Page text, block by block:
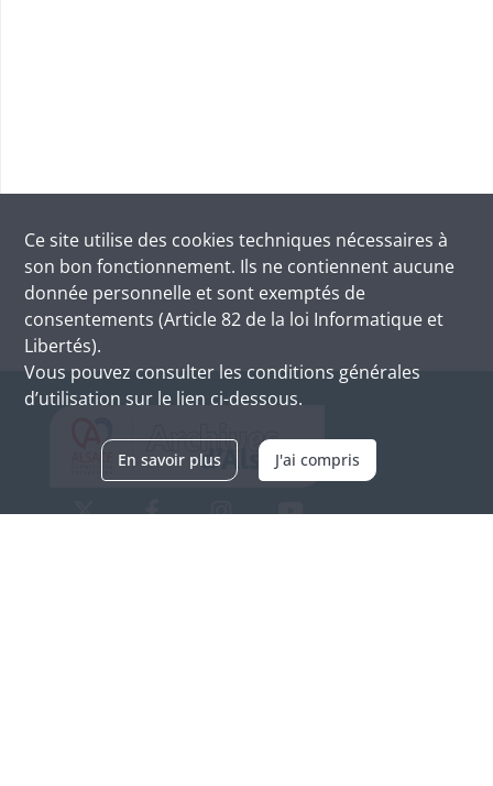
Ce site utilise des cookies techniques nécessaires à
son bon fonctionnement. Ils ne contiennent aucune
donnée personnelle et sont exemptés de
consentements (Article 82 de la loi Informatique et
Libertés).
Vous pouvez consulter les conditions générales
d’utilisation sur le lien ci-dessous.
En savoir plus J'ai compris